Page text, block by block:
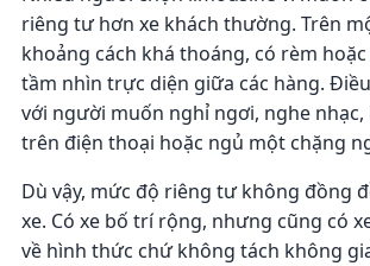
riêng tư hơn xe khách thường. Trên
khoảng cách khá thoáng, có rèm
tầm nhìn trực diện giữa các hàng.
với người muốn nghỉ ngơi, nghe nhạc,
trên điện thoại hoặc ngủ một chặng
Dù vậy, mức độ riêng tư không đồng
xe. Có xe bố trí rộng, nhưng cũng có
về hình thức chứ không tách không